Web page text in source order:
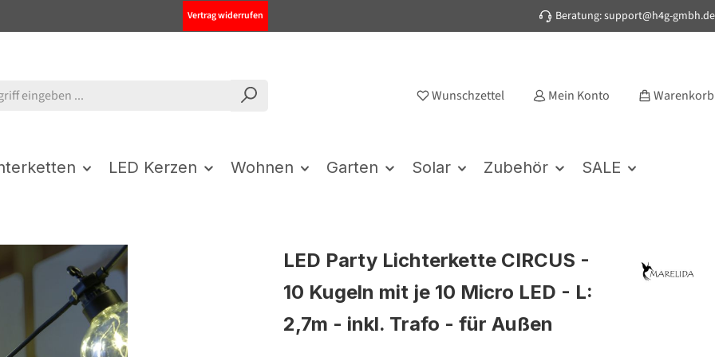
Vertrag widerrufen Beratung: support@h4g-gmbh.de
Wunschzettel Mein Konto Warenkorb
LED Kerzen Wohnen Garten Solar Zubehör SALE
LED Party Lichterkette CIRCUS -
10 Kugeln mit je 10 Micro LED - L:
2,7m - inkl. Trafo - für Außen